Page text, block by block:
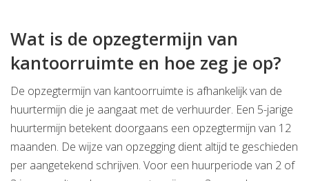
Wat is de opzegtermijn van
kantoorruimte en hoe zeg je op?
De opzegtermijn van kantoorruimte is afhankelijk van de
huurtermijn die je aangaat met de verhuurder. Een 5-jarige
huurtermijn betekent doorgaans een opzegtermijn van 12
maanden. De wijze van opzegging dient altijd te geschieden
per aangetekend schrijven. Voor een huurperiode van 2 of